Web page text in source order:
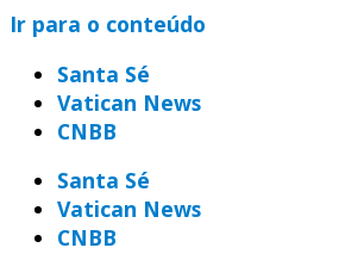
Ir para o conteúdo
Santa Sé
Vatican News
CNBB
Santa Sé
Vatican News
CNBB